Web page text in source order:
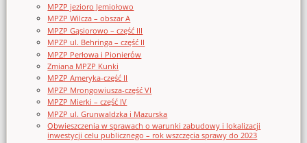
MPZP jezioro Jemiołowo
MPZP Wilcza – obszar A
MPZP Gąsiorowo – część III
MPZP ul. Behringa – część II
MPZP Perłowa i Pionierów
Zmiana MPZP Kunki
MPZP Ameryka-część II
MPZP Mrongowiusza-część VI
MPZP Mierki – część IV
MPZP ul. Grunwaldzka i Mazurska
Obwieszczenia w sprawach o warunki zabudowy i lokalizacji
inwestycji celu publicznego – rok wszczęcia sprawy do 2023